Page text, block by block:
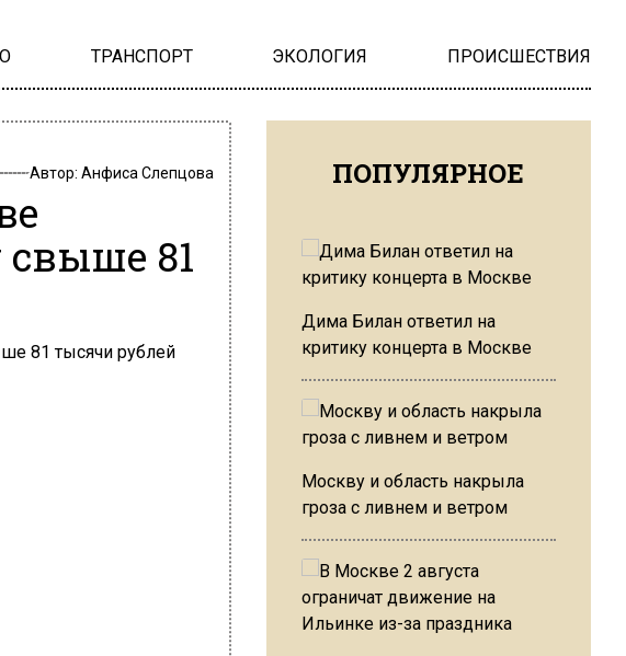
ТРАНСПОРТ ЭКОЛОГИЯ ПРОИСШЕСТВИЯ
Автор: Анфиса Слепцова
свыше 81
ПОПУЛЯРНОЕ
Дима Билан ответил на
критику концерта в Москве
Москву и область накрыла
гроза с ливнем и ветром